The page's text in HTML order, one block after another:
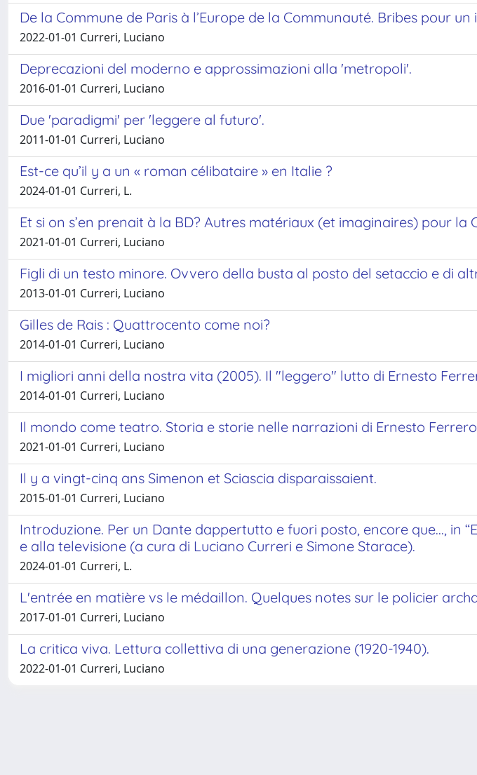
De la Commune de Paris à l’Europe de la Communauté. Bribes pour un
2022-01-01 Curreri, Luciano
Deprecazioni del moderno e approssimazioni alla 'metropoli'.
2016-01-01 Curreri, Luciano
Due 'paradigmi' per 'leggere al futuro'.
2011-01-01 Curreri, Luciano
Est-ce qu’il y a un « roman célibataire » en Italie ?
2024-01-01 Curreri, L.
Et si on s’en prenait à la BD? Autres matériaux (et imaginaires) pour la
2021-01-01 Curreri, Luciano
Figli di un testo minore. Ovvero della busta al posto del setaccio e di
2013-01-01 Curreri, Luciano
Gilles de Rais : Quattrocento come noi?
2014-01-01 Curreri, Luciano
I migliori anni della nostra vita (2005). Il "leggero" lutto di Ernesto
2014-01-01 Curreri, Luciano
Il mondo come teatro. Storia e storie nelle narrazioni di Ernesto Ferrero
2021-01-01 Curreri, Luciano
Il y a vingt-cinq ans Simenon et Sciascia disparaissaient.
2015-01-01 Curreri, Luciano
Introduzione. Per un Dante dappertutto e fuori posto, encore que..., in
e alla televisione (a cura di Luciano Curreri e Simone Starace).
2024-01-01 Curreri, L.
L'entrée en matière vs le médaillon. Quelques notes sur le policier
2017-01-01 Curreri, Luciano
La critica viva. Lettura collettiva di una generazione (1920-1940).
2022-01-01 Curreri, Luciano